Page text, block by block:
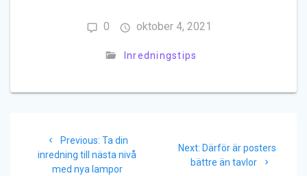
0 oktober 4, 2021
Inredningstips
Previous: Previous
post:
Ta din
inredning till nästa nivå
med nya lampor
Next: Next
post:
Därför är posters
bättre än tavlor